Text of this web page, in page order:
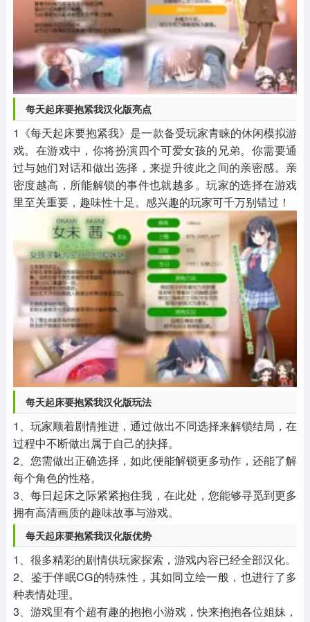
每天起床要抱紧我汉化版亮点
1《每天起床要抱紧我》是一款备受玩家青睐的休闲模拟游
戏。在游戏中，你将扮演四个可爱女孩的兄弟。你需要通
过与她们对话和做出选择，来提升彼此之间的亲密感。亲
密度越高，所能解锁的事件也就越多。玩家的选择在游戏
里至关重要，趣味性十足。感兴趣的玩家可千万别错过！
每天起床要抱紧我汉化版玩法
1、玩家顺着剧情推进，通过做出不同选择来解锁结局，在
过程中不断做出属于自己的抉择。
2、您需做出正确选择，如此便能解锁更多动作，还能了解
每个角色的性格。
3、每日起床之际紧紧抱住我，在此处，您能够寻觅到更多
拥有高清画质的趣味故事与游戏。
每天起床要抱紧我汉化版优势
1、很多精彩的剧情供玩家探索，游戏内容已经全部汉化。
2、鉴于伴眠CG的特殊性，其如同立绘一般，也进行了多
种表情处理。
3、游戏里有个超有趣的抱抱小游戏，快来抱抱各位姐妹，